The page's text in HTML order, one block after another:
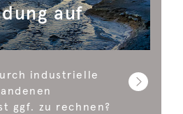
auf
industrielle
ggf. zu rechnen?